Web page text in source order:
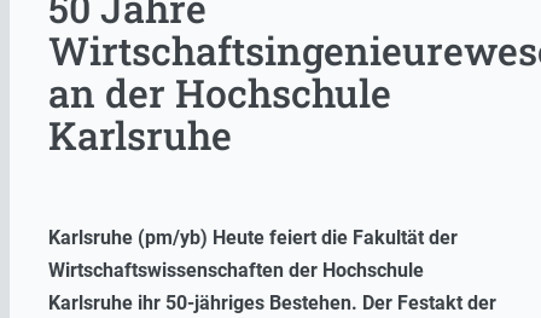
an der Hochschule
Karlsruhe
Karlsruhe (pm/yb) Heute feiert die Fakultät der
Wirtschaftswissenschaften der Hochschule
Karlsruhe ihr 50-jähriges Bestehen. Der Festakt der